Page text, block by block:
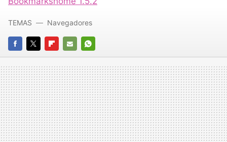
FACEBOOK
TWITTERFLIPBOARD
E-
MAIL
WHATSAPP
TEMAS Navegadores